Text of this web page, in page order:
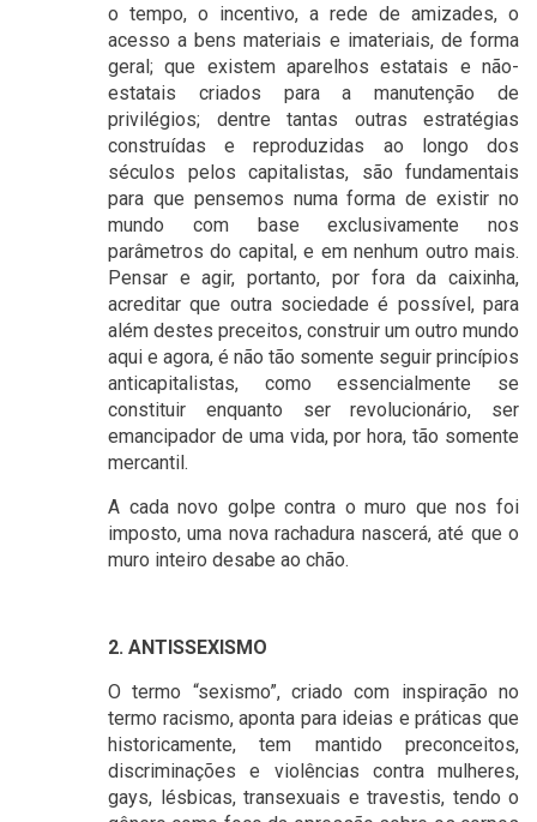
o tempo, o incentivo, a rede de amizades, o
acesso a bens materiais e imateriais, de forma
geral; que existem aparelhos estatais e não-
estatais criados para a manutenção de
privilégios; dentre tantas outras estratégias
construídas e reproduzidas ao longo dos
séculos pelos capitalistas, são fundamentais
para que pensemos numa forma de existir no
mundo com base exclusivamente nos
parâmetros do capital, e em nenhum outro mais.
Pensar e agir, portanto, por fora da caixinha,
acreditar que outra sociedade é possível, para
além destes preceitos, construir um outro mundo
aqui e agora, é não tão somente seguir princípios
anticapitalistas, como essencialmente se
constituir enquanto ser revolucionário, ser
emancipador de uma vida, por hora, tão somente
mercantil.
A cada novo golpe contra o muro que nos foi
imposto, uma nova rachadura nascerá, até que o
muro inteiro desabe ao chão.
2. ANTISSEXISMO
O termo “sexismo”, criado com inspiração no
termo racismo, aponta para ideias e práticas que
historicamente, tem mantido preconceitos,
discriminações e violências contra mulheres,
gays, lésbicas, transexuais e travestis, tendo o